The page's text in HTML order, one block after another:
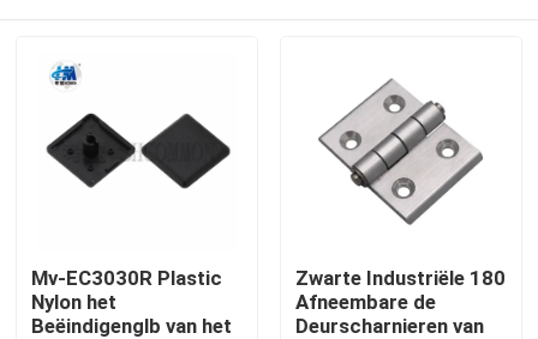
Huis
Mv-EC3030R Plastic
Nylon het
Beëindigenglb van het
Zwarte Industriële 180
Afneembare de
Deurscharnieren van